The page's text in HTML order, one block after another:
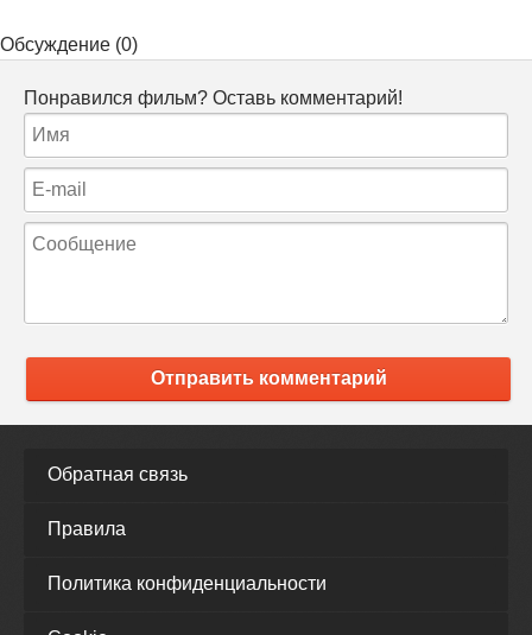
Обсуждение (0)
Понравился фильм? Оставь комментарий!
Отправить комментарий
Обратная связь
Правила
Политика конфиденциальности